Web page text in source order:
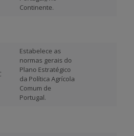
Continente.
Estabelece as
normas gerais do
Plano Estratégico
da Política Agrícola
Comum de
Portugal.